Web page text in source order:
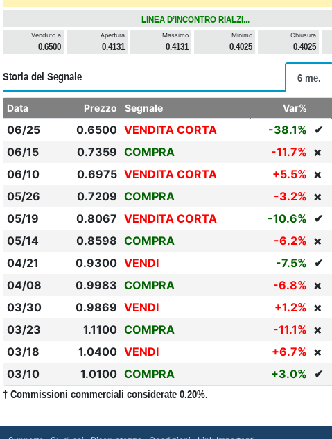
LINEA D’INCONTRO RIALZI...
Venduto a
0.6500
Apertura
0.4131
Massimo
0.4131
Minimo
0.4025
Chiusura
0.4025
Storia del Segnale 6 me.
Data Prezzo Segnale Var%
06/25 0.6500 VENDITA CORTA -38.1% ✔
06/15
0.7359 COMPRA -11.7% ❌
06/10
0.6975 VENDITA CORTA +5.5% ❌
05/26
0.7209 COMPRA -3.2% ❌
05/19
0.8067 VENDITA CORTA -10.6% ✔
05/14
0.8598 COMPRA -6.2% ❌
04/21
0.9300 VENDI -7.5% ✔
04/08
0.9983 COMPRA -6.8% ❌
03/30
0.9869 VENDI +1.2% ❌
03/23
1.1100 COMPRA -11.1% ❌
03/18
1.0400 VENDI +6.7% ❌
03/10
1.0100 COMPRA +3.0% ✔
† Commissioni commerciali considerate 0.20%.